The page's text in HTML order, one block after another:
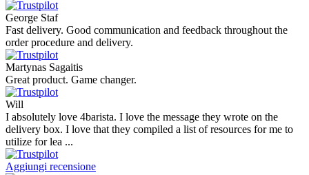
George Staf
Fast delivery. Good communication and feedback throughout the
order procedure and delivery.
Martynas Sagaitis
Great product. Game changer.
Will
I absolutely love 4barista. I love the message they wrote on the
delivery box. I love that they compiled a list of resources for me to
utilize for lea ...
Aggiungi recensione